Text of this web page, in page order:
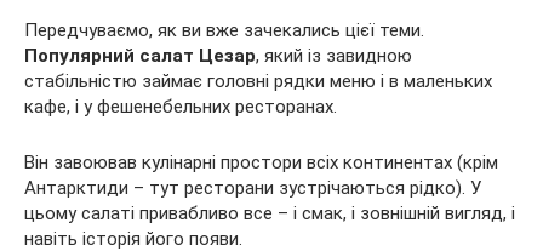
Передчуваємо, як ви вже зачекались цієї теми.
Популярний салат Цезар, який із завидною
стабільністю займає головні рядки меню і в маленьких
кафе, і у фешенебельних ресторанах.
Він завоював кулінарні простори всіх континентах (крім
Антарктиди – тут ресторани зустрічаються рідко). У
цьому салаті привабливо все – і смак, і зовнішній вигляд, і
навіть історія його появи.